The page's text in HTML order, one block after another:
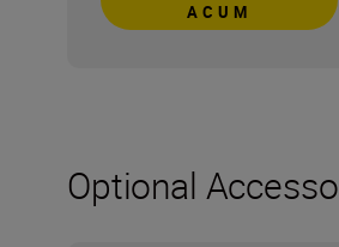
ACUM
Optional